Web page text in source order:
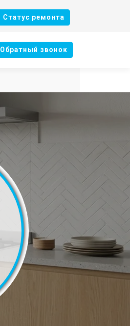
Cтатус ремонта
Oбратный звонок